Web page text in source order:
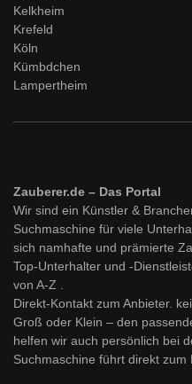
Kelkheim
Krefeld
Köln
Kümbdchen
Lampertheim
Zauberer.de – Das Portal
Wir sind ein Künstler &
Suchmaschine für viele
sich namhafte und prämierte
Top-Unterhalter und -
von A-Z .
Direkt-Kontakt zum Anbieter.
Groß oder Klein – den
helfen wir auch persönlich bei
Suchmaschine führt direkt zum